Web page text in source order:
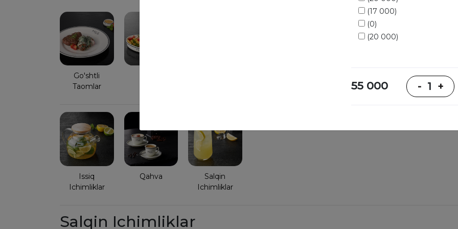
Go'shtli
Taomlar
Issiq
Ichimliklar
Qahva
Salqin
Ichimliklar
Salqin Ichimliklar
(17 000)
(0)
(20 000)
55 000 - 1 +